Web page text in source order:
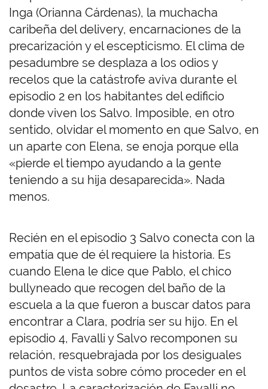
Inga (Orianna Cárdenas), la muchacha
caribeña del delivery, encarnaciones de la
precarización y el escepticismo. El clima de
pesadumbre se desplaza a los odios y
recelos que la catástrofe aviva durante el
episodio 2 en los habitantes del edificio
donde viven los Salvo. Imposible, en otro
sentido, olvidar el momento en que Salvo, en
un aparte con Elena, se enoja porque ella
«pierde el tiempo ayudando a la gente
teniendo a su hija desaparecida». Nada
menos.
Recién en el episodio 3 Salvo conecta con la
empatía que de él requiere la historia. Es
cuando Elena le dice que Pablo, el chico
bullyneado que recogen del baño de la
escuela a la que fueron a buscar datos para
encontrar a Clara, podría ser su hijo. En el
episodio 4, Favalli y Salvo recomponen su
relación, resquebrajada por los desiguales
puntos de vista sobre cómo proceder en el